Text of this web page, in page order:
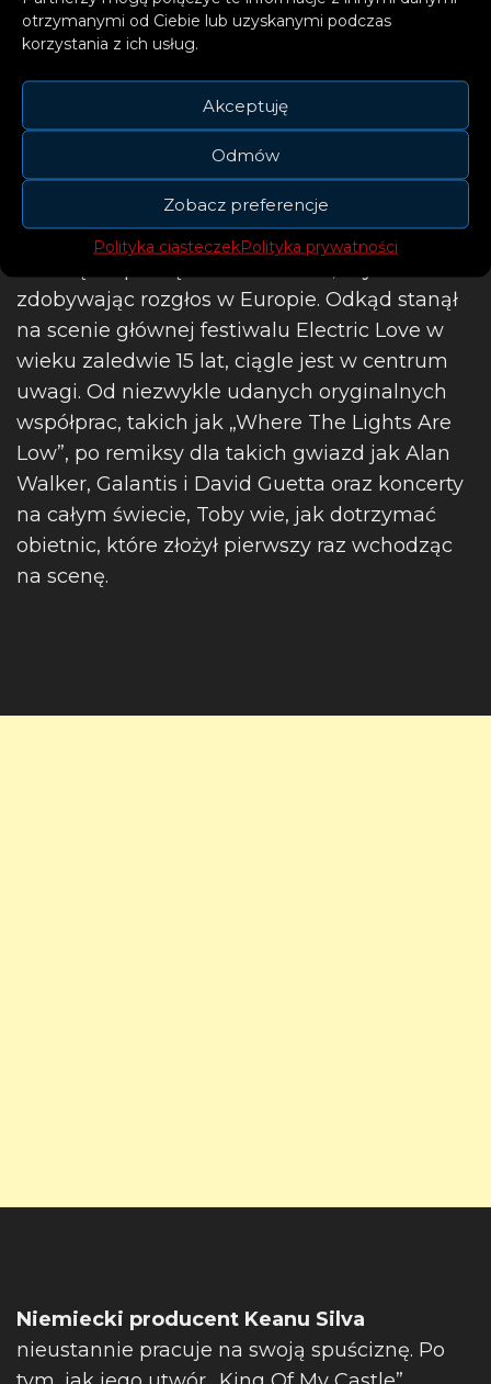
otrzymanymi od Ciebie lub uzyskanymi podczas
korzystania z ich usług.
Akceptuję
Odmów
Zobacz preferencje
Polityka ciasteczekPolityka prywatności
Toby Romeo, 21-letni producent, DJ i autor
piosenek z Salzburga, jest uważany za
jednego z najbardziej obiecujących
debiutantów w branży muzyki tanecznej.
zdobywając rozgłos w Europie. Odkąd stanął
na scenie głównej festiwalu Electric Love w
wieku zaledwie 15 lat, ciągle jest w centrum
uwagi. Od niezwykle udanych oryginalnych
współprac, takich jak „Where The Lights Are
Low”, po remiksy dla takich gwiazd jak Alan
Walker, Galantis i David Guetta oraz koncerty
na całym świecie, Toby wie, jak dotrzymać
obietnic, które złożył pierwszy raz wchodząc
na scenę.
Niemiecki producent Keanu Silva
nieustannie pracuje na swoją spuściznę. Po